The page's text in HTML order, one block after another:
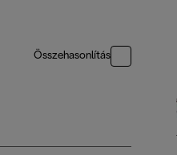
Összehasonlítás